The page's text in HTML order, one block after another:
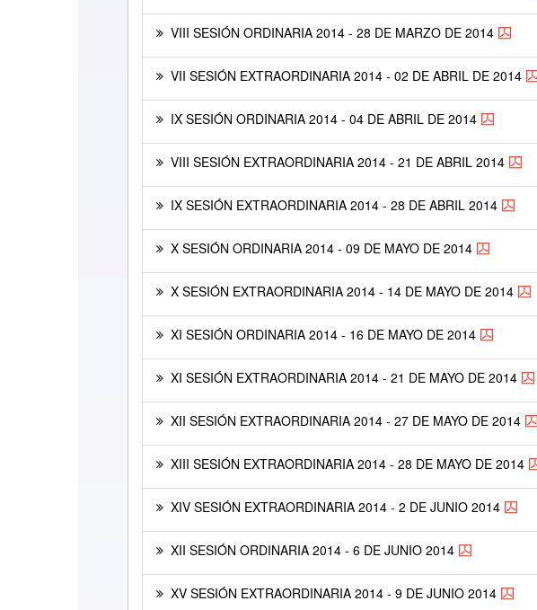
VIII SESIÓN ORDINARIA 2014 - 28 DE MARZO DE 2014
VII SESIÓN EXTRAORDINARIA 2014 - 02 DE ABRIL DE 2014
IX SESIÓN ORDINARIA 2014 - 04 DE ABRIL DE 2014
VIII SESIÓN EXTRAORDINARIA 2014 - 21 DE ABRIL 2014
IX SESIÓN EXTRAORDINARIA 2014 - 28 DE ABRIL 2014
X SESIÓN ORDINARIA 2014 - 09 DE MAYO DE 2014
X SESIÓN EXTRAORDINARIA 2014 - 14 DE MAYO DE 2014
XI SESIÓN ORDINARIA 2014 - 16 DE MAYO DE 2014
XI SESIÓN EXTRAORDINARIA 2014 - 21 DE MAYO DE 2014
XII SESIÓN EXTRAORDINARIA 2014 - 27 DE MAYO DE 2014
XIII SESIÓN EXTRAORDINARIA 2014 - 28 DE MAYO DE 2014
XIV SESIÓN EXTRAORDINARIA 2014 - 2 DE JUNIO 2014
XII SESIÓN ORDINARIA 2014 - 6 DE JUNIO 2014
XV SESIÓN EXTRAORDINARIA 2014 - 9 DE JUNIO 2014